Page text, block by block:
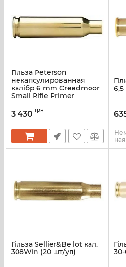
Гільза Peterson
некапсулированная
калібр 6 mm Creedmoor
Small Rifle Primer
3 430 грн
Гільза Sellier&Bellot кал.
308Win (20 шт/уп)